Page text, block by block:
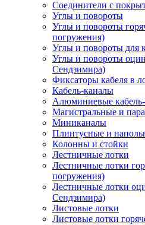
Соединители с
Углы и повороты
Углы и повороты
погружения)
Углы и повороты для
Углы и повороты
Сендзимира)
Фиксаторы кабеля в
Кабель-каналы
Алюминиевые
Магистральные и
Миниканалы
Плинтусные и
Колонны и стойки
Лестничные лотки
Лестничные лотки
погружения)
Лестничные лотки
Сендзимира)
Листовые лотки
Листовые лотки